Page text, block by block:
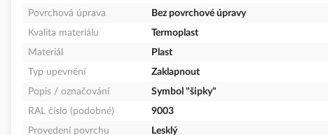
Povrchová úprava
Bez povrchové úpravy
Kvalita materiálu
Termoplast
Materiál
Plast
Typ upevnění
Zaklapnout
Popis / označování
Symbol "šipky"
RAL číslo (podobné)
9003
Provedení povrchu
Lesklý